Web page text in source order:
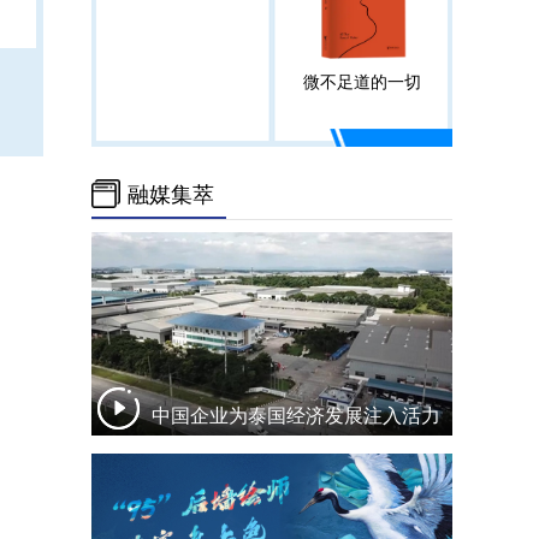
微不足道的一切
融媒集萃
中国企业为泰国经济发展注入活力